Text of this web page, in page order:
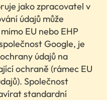
jako zpracovatel v
údajů může
EU nebo EHP
Google, je
údajů na
ochraně (rámec EU
Společnost
standardní